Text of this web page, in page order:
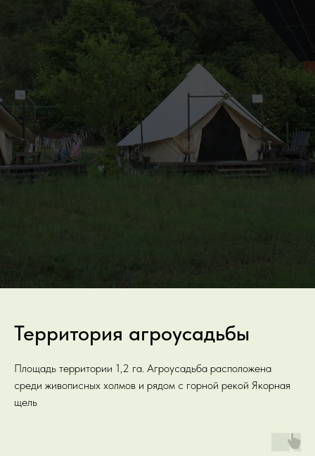
Территория агроусадьбы
Площадь территории 1,2 га. Агроусадьба расположена
среди живописных холмов и рядом с горной рекой Якорная
щель